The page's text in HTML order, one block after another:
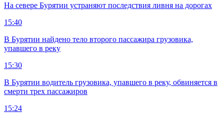
На севере Бурятии устраняют последствия ливня на дорогах
15:40
В Бурятии найдено тело второго пассажира грузовика,
упавшего в реку
15:30
В Бурятии водитель грузовика, упавшего в реку, обвиняется в
смерти трех пассажиров
15:24